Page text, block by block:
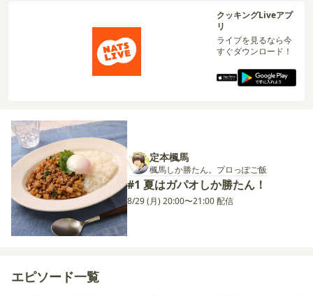
クッキングLiveアプ
リ
ライブを見るなら今
すぐダウンロード！
定本楓馬
楓馬しか勝たん。プロっぽご飯
#1 夏はガパオしか勝たん！
8/29 (月) 20:00〜21:00 配信
エピソード一覧